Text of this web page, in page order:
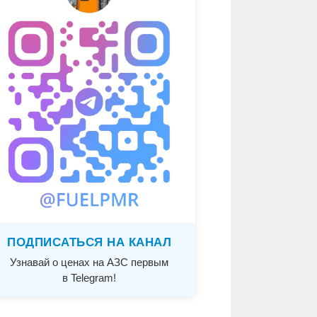
ПОДПИСАТЬСЯ НА КАНАЛ
Узнавай о ценах на АЗС первым
в Telegram!